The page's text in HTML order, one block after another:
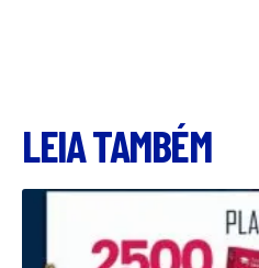
LEIA TAMBÉM